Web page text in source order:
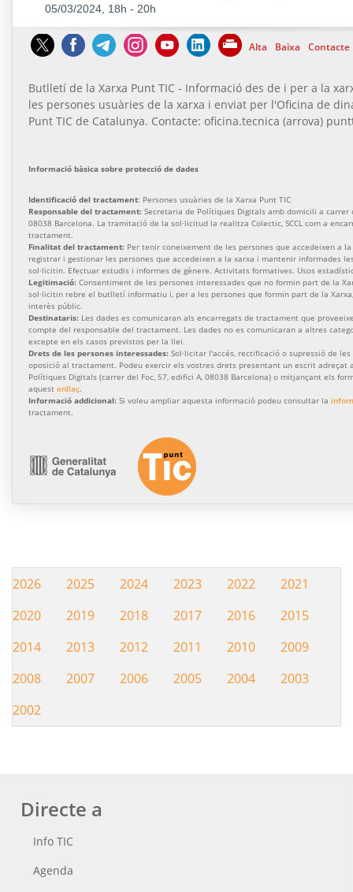
05/03/2024, 18h - 20h
Alta Baixa Contacte
Butlletí de la Xarxa Punt TIC - Informació des de i per a la
les persones usuàries de la xarxa i enviat per l'Oficina de
Punt TIC de Catalunya. Contacte: oficina.tecnica (arrova)
Informació bàsica sobre protecció de dades
Identificació del tractament: Persones usuàries de la Xarxa Punt TIC
Responsable del tractament: Secretaria de Polítiques Digitals amb domicili a carrer
08038 Barcelona. La tramitació de la sol·licitud la realitza Colectic, SCCL com a
tractament.
Finalitat del tractament: Per tenir coneixement de les persones que accedeixen a la
registrar i gestionar les persones que accedeixen a la xarxa i mantenir informades
sol·licitin. Efectuar estudis i informes de gènere. Activitats formatives. Usos
Legitimació: Consentiment de les persones interessades que no formin part de la
sol·licitin rebre el butlletí informatiu i, per a les persones que formin part de la
interès públic.
Destinataris: Les dades es comunicaran als encarregats de tractament que
compte del responsable del tractament. Les dades no es comunicaran a altres
excepte en els casos previstos per la llei.
Drets de les persones interessades: Sol·licitar l'accés, rectificació o supressió de
oposició al tractament. Podeu exercir els vostres drets presentant un escrit adreçat
Polítiques Digitals (carrer del Foc, 57, edifici A, 08038 Barcelona) o mitjançant els
aquest enllaç.
Informació addicional: Si voleu ampliar aquesta informació podeu consultar la
tractament.
Hemeroteca
2026 2025 2024 2023 2022
2021
2020
2019 2018 2017 2016
2015
2014
2013 2012 2011 2010
2009
2008
2007 2006 2005 2004
2003
2002
Directe a
Info TIC
Agenda